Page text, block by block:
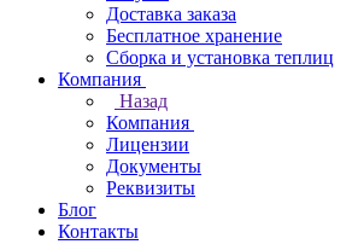
Доставка заказа
Бесплатное хранение
Сборка и установка теплиц
Компания
Назад
Компания
Лицензии
Документы
Реквизиты
Блог
Контакты